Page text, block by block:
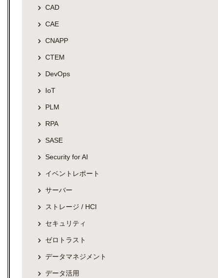
CAD
CAE
CNAPP
CTEM
DevOps
IoT
PLM
RPA
SASE
Security for AI
イベントレポート
サーバー
ストレージ / HCI
セキュリティ
ゼロトラスト
データマネジメント
データ活用